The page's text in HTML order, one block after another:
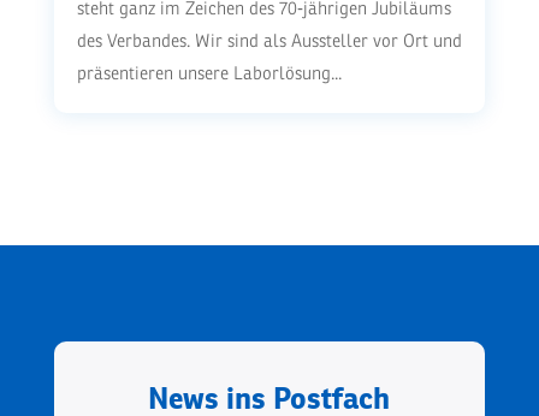
steht ganz im Zeichen des 70‑jährigen Jubiläums
des Verbandes. Wir sind als Aussteller vor Ort und
präsentieren unsere Laborlösung...
News ins Postfach